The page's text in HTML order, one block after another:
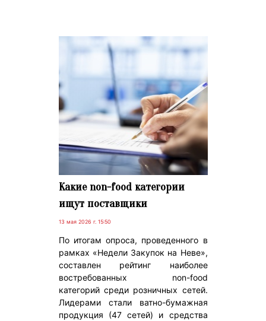
Какие non-food категории
ищут поставщики
13 мая 2026 г. 15:50
По итогам опроса, проведенного в
рамках «Недели Закупок на Неве»,
составлен рейтинг наиболее
востребованных non-food
категорий среди розничных сетей.
Лидерами стали ватно-бумажная
продукция (47 сетей) и средства